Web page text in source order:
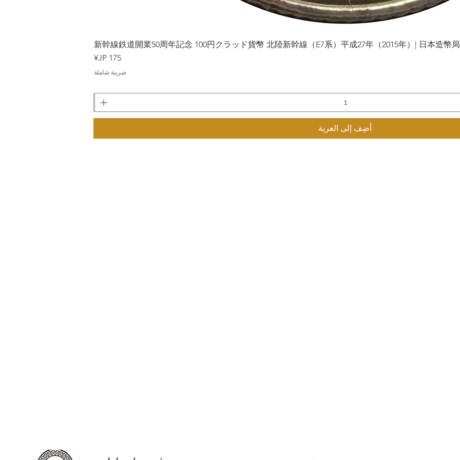
العرض السريع
新幹線鉄道開業50周年記念 100円クラッド貨幣 北陸新幹線（E7系）平成27年（2015年）| 日本造幣
السعر
ضريبة شاملة
أضِف إلى العربة